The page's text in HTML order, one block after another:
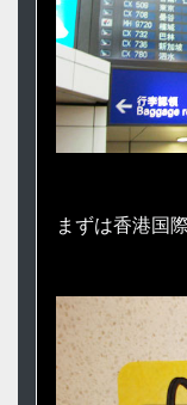
まずは香港国